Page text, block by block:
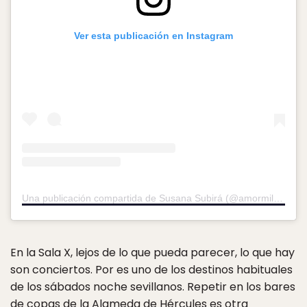
Ver esta publicación en Instagram
En la Sala X, lejos de lo que pueda parecer, lo que hay
son conciertos. Por es uno de los destinos habituales
de los sábados noche sevillanos. Repetir en los bares
de copas de la Alameda de Hércules es otra